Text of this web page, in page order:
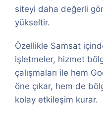
siteyi daha değerli
yükseltir.
Özellikle Samsat
işletmeler, hizmet
çalışmaları ile hem
öne çıkar, hem de
kolay etkileşim kurar.